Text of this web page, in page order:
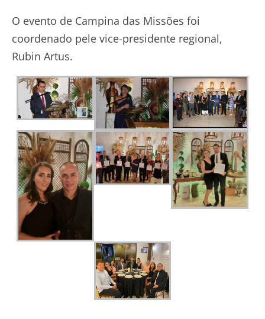
O evento de Campina das Missões foi
coordenado pele vice-presidente regional,
Rubin Artus.